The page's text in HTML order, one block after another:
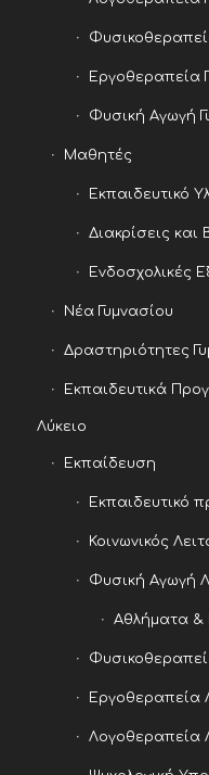
Εργοθεραπεία
Φυσική Αγωγή
Μαθητές
Εκπαιδευτικό
Διακρίσεις και
Ενδοσχολικές
Νέα Γυμνασίου
Δραστηριότητες
Εκπαιδευτικά
Λύκειο
Εκπαίδευση
Εκπαιδευτικό
Κοινωνικός
Φυσική Αγωγή
Αθλήματα &
Εργοθεραπεία
Λογοθεραπεία